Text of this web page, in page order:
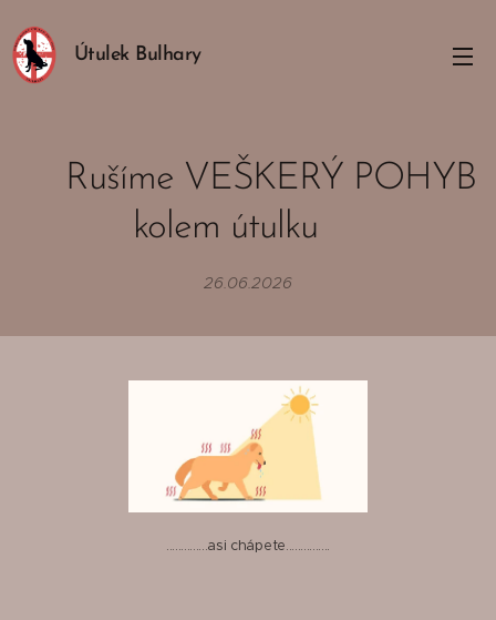
Útulek Bulhary
‼️Rušíme VEŠKERÝ POHYB
kolem útulku‼️
26.06.2026
..............asi chápete...............